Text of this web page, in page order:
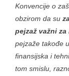
Konvencije o
obzirom da su
pejzaž važni
pejzaže takođe
finansijska i
tom smislu,